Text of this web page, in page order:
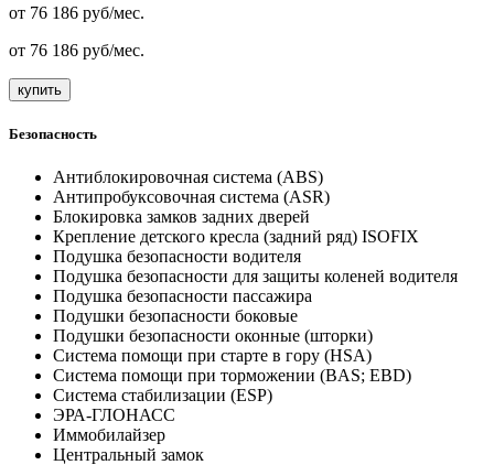
от 76 186 руб/мес.
от 76 186 руб/мес.
купить
Безопасность
Антиблокировочная система (ABS)
Антипробуксовочная система (ASR)
Блокировка замков задних дверей
Крепление детского кресла (задний ряд) ISOFIX
Подушка безопасности водителя
Подушка безопасности для защиты коленей водителя
Подушка безопасности пассажира
Подушки безопасности боковые
Подушки безопасности оконные (шторки)
Система помощи при старте в гору (HSA)
Система помощи при торможении (BAS; EBD)
Система стабилизации (ESP)
ЭРА-ГЛОНАСС
Иммобилайзер
Центральный замок